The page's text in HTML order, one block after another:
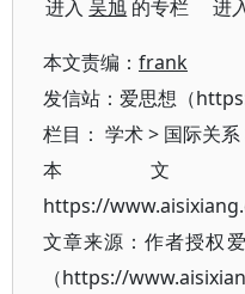
进入吴旭 的专栏 进
本文责编： frank
发信站：爱思想（
栏目： 学术> 国际关系
本文
https://
文章来源：作者授权
（https://